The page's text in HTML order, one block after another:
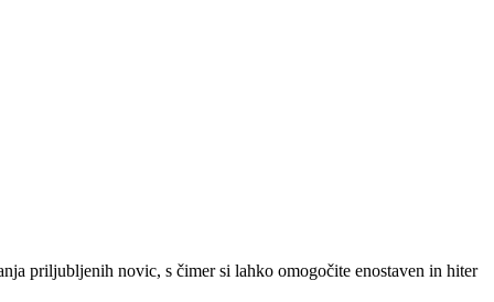
priljubljenih novic, s čimer si lahko omogočite enostaven in hiter